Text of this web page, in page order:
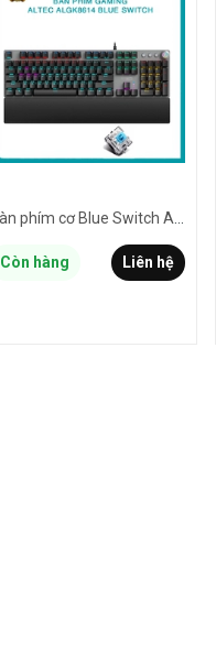
Còn hàng Liên hệ